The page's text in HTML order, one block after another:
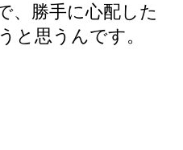
、勝手に心配した
と思うんです。